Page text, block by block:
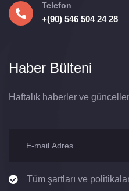
Telefon
+(90) 546 504 24 28
Haber Bülteni
Haftalık haberler ve
Tüm şartları ve